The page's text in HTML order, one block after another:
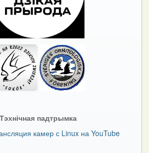
Тэхнічная падтрымка
камер с Linux на YouTube